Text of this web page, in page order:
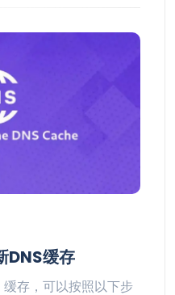
DNS缓存
存，可以按照以下步